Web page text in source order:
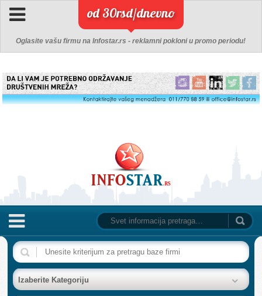
od 30rsd/dnevno
Oglasite vašu firmu na Infostar.rs - reklamni pokloni u promo periodu!
NASLOVNA
BAZA FIRMI
Izaberite Kategoriju